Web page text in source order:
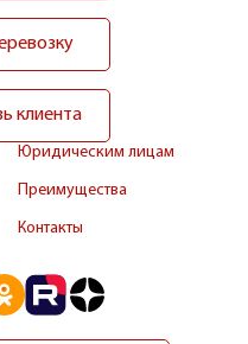
Юридическим лицам
Преимущества
Контакты
клиента